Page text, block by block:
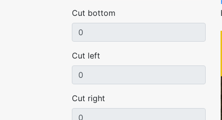
Cut bottom
Cut left
Cut right